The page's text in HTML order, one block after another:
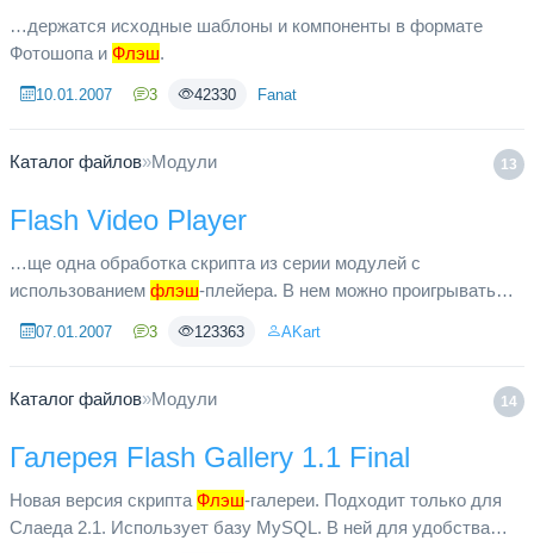
…держатся исходные шаблоны и компоненты в формате
Фотошопа и Флэш.
10.01.2007 3 42330 Fanat
13
Каталог файлов»Модули
Flash Video Player
…ще одна обработка скрипта из серии модулей с
использованием флэш-плейера. В нем можно проигрывать
возможности: Добавление т...
07.01.2007 3 123363 AKart
14
Каталог файлов»Модули
Галерея Flash Gallery 1.1 Final
Новая версия скрипта Флэш-галереи. Подходит только для
Слаеда 2.1. Использует базу MySQL. В ней для удобства